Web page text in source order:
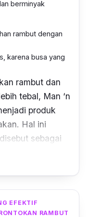
berminyak
rambut dengan
karena busa yang
rambut dan
tebal, Man ‘n
produk
Hal ini
sebagai
mendapatkan
lainnya,
EFEKTIF
RAMBUT